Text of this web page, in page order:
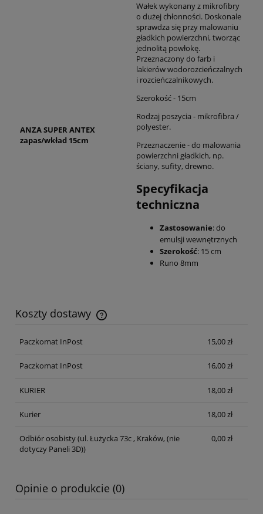
ANZA SUPER ANTEX
zapas/wkład 15cm
Wałek wykonany z mikrofibry
o dużej chłonności. Doskonale
sprawdza się przy malowaniu
gładkich powierzchni, tworząc
jednolitą powłokę.
Przeznaczony do farb i
lakierów wodorozcieńczalnych
i rozcieńczalnikowych.
Szerokość - 15cm
Rodzaj poszycia - mikrofibra /
polyester.
Przeznaczenie - do malowania
powierzchni gładkich, np.
ściany, sufity, drewno.
Specyfikacja
techniczna
Zastosowanie: do
emulsji wewnętrznych
Szerokość: 15 cm
Runo 8mm
Koszty dostawy
Cena nie zawiera ewentualnych kosztów płatności
Paczkomat InPost
15,00 zł
Paczkomat InPost 16,00 zł
KURIER 18,00 zł
Kurier 18,00 zł
Odbiór osobisty(ul. Łużycka 73c , Kraków, (nie
dotyczy Paneli 3D))
0,00 zł
Opinie o produkcie (0)